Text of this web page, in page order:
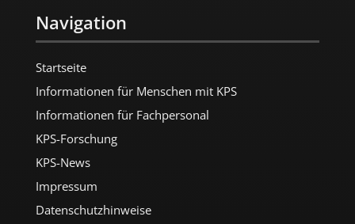
Navigation
Startseite
Informationen für Menschen mit KPS
Informationen für Fachpersonal
KPS-Forschung
KPS-News
Impressum
Datenschutzhinweise